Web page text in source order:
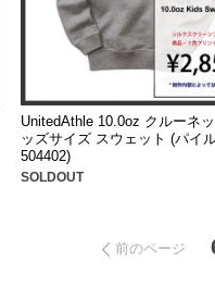
UnitedAthle 10.0oz クルーネ
ッズサイズ スウェット (パイ
504402)
SOLDOUT
前のページ